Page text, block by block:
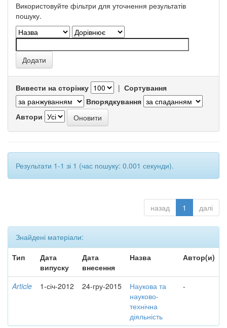
Використовуйте фільтри для уточнення результатів
пошуку.
Вивести на сторінку | Сортування
Впорядкування
Автори
Результати 1-1 зі 1 (час пошуку: 0.001 секунди).
назад 1 далі
Знайдені матеріали:
Тип
Дата
випуску
Дата
внесення
Назва Автор(и)
Article 1-січ-2012 24-гру-2015
Наукова та
науково-
технічна
діяльність
-